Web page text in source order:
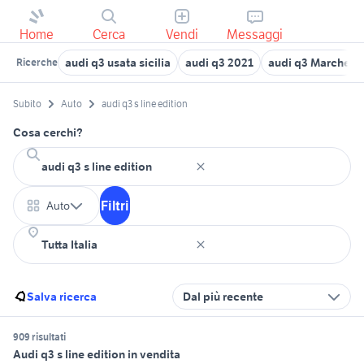
Home Cerca Vendi Messaggi
Ricerche audi q3 usata sicilia audi q3 2021 audi q3 Marche
Subito Auto audi q3 s line edition
Cosa cerchi?
Auto Filtri
Salva ricerca Dal più recente
909 risultati
Audi q3 s line edition in vendita